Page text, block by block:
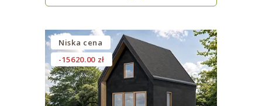
Niska cena
-15620.00 zł